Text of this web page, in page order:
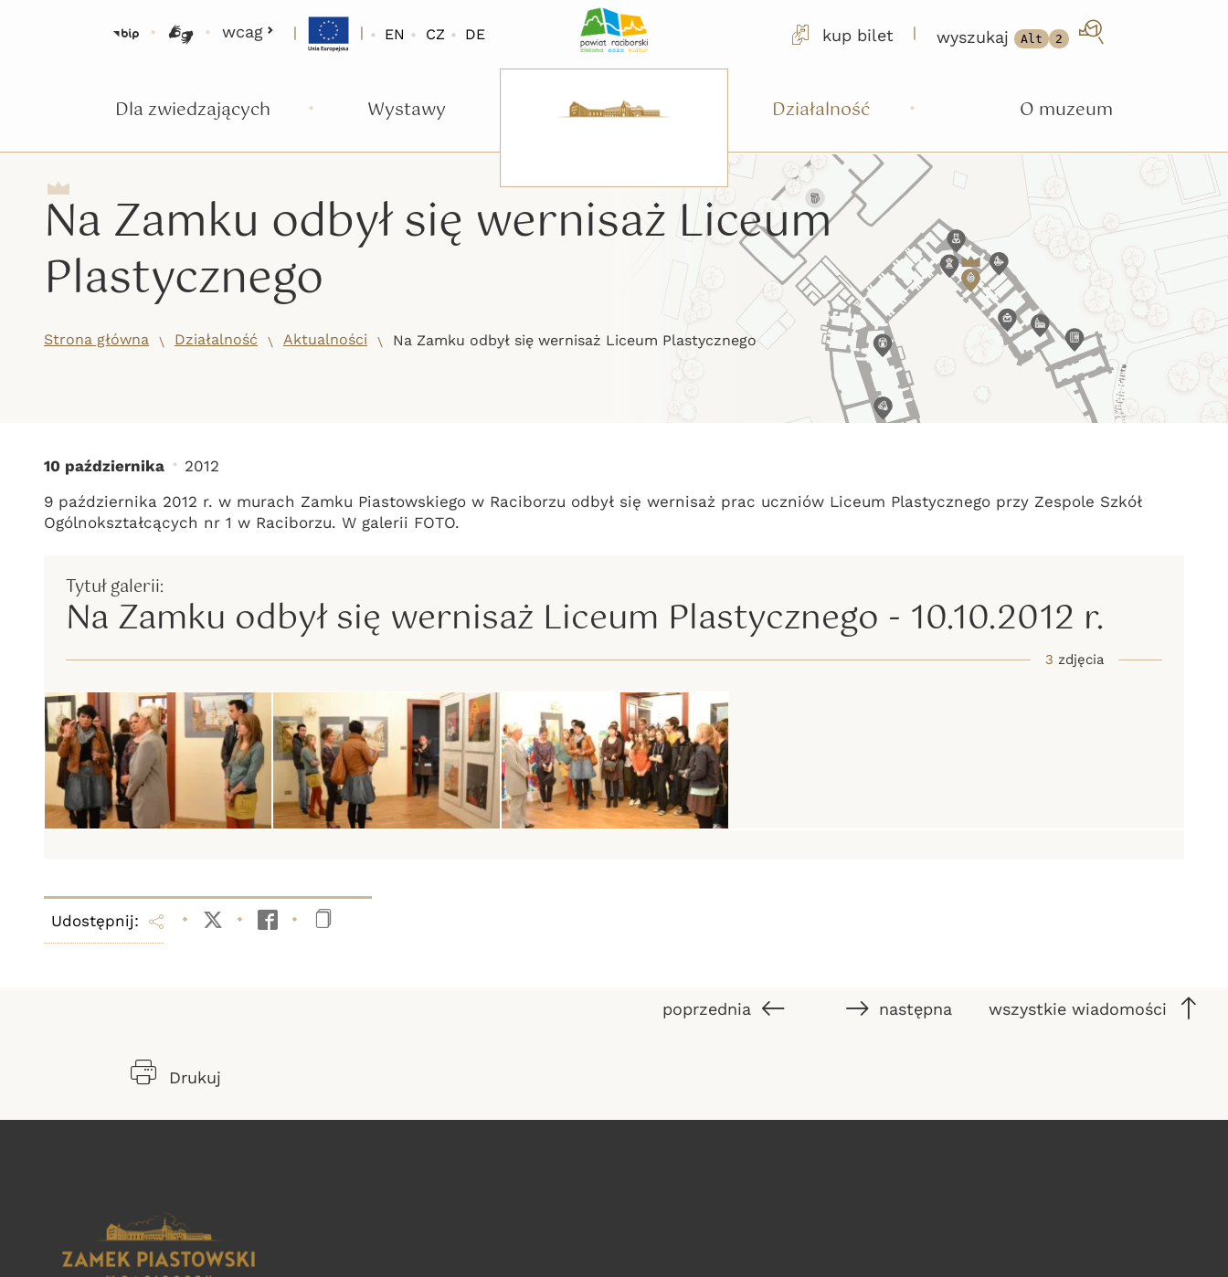
BIP Tłumacz języka migowego
wcag | | EN CZ DE kup bilet | wyszukaj Alt 2
Dla zwiedzających Wystawy Działalność O muzeum
Na Zamku odbył się wernisaż Liceum
Plastycznego
Strona główna /
Działalność /
Aktualności /
Na Zamku odbył się wernisaż Liceum Plastycznego
Na Zamku odbył się wernisaż Liceum Plastycznego
10 października
2012
9 października 2012 r. w murach Zamku Piastowskiego w Raciborzu odbył się wernisaż prac uczniów Liceum Plastycznego przy Zespole Szkół
Ogólnokształcących nr 1 w Raciborzu. W galerii FOTO.
Na Zamku odbył się wernisaż Liceum Plastycznego - 10.10.2012 r.
3 zdjęcia
Udostępnij:
TwitterFacebook
poprzednia następna wszystkie wiadomości
Drukuj